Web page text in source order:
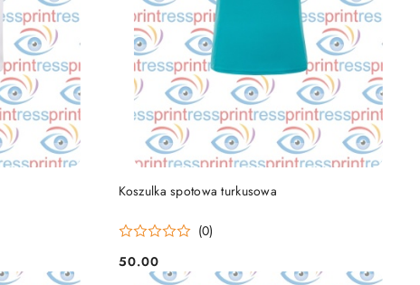
Koszulka spotowa turkusowa
(0)
Cena:
50.00
DO KOSZYKA